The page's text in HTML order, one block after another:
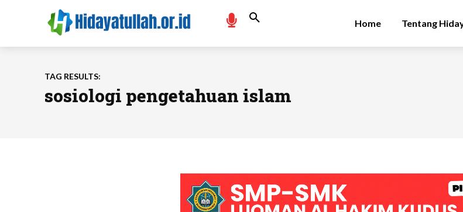
Home Tentang
TAG RESULTS:
sosiologi pengetahuan islam